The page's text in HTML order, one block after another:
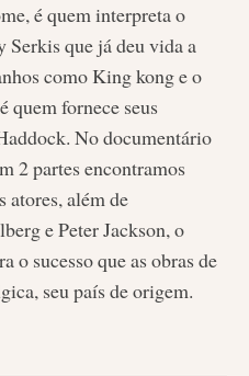
é quem interpreta o
que já deu vida a
como King kong e o
quem fornece seus
No documentário
2 partes encontramos
atores, além de
e Peter Jackson, o
o sucesso que as obras de
seu país de origem.